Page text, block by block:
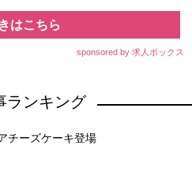
はこちら
sponsored by 求人ボックス
ランキング
チーズケーキ登場